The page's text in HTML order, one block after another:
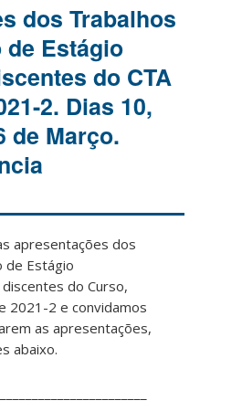
dos Trabalhos
de Estágio
do CTA
2. Dias 10,
de Março.
apresentações dos
de Estágio
do Curso,
2021-2 e convidamos
as apresentações,
abaixo.